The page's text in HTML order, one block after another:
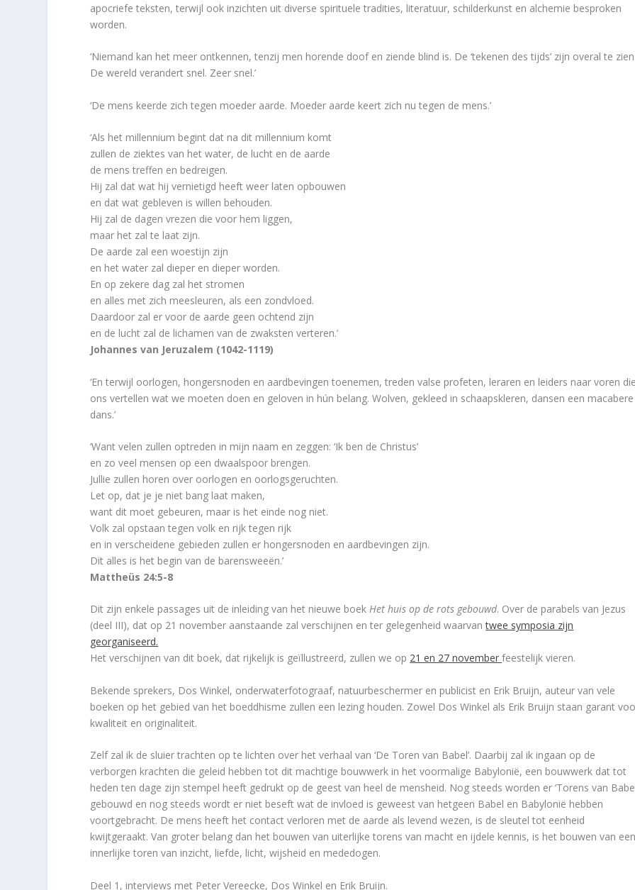
apocriefe teksten, terwijl ook inzichten uit diverse spirituele tradities, literatuur, schilderkunst en alchemie besproken
worden.
‘Niemand kan het meer ontkennen, tenzij men horende doof en ziende blind is. De ‘tekenen des tijds’ zijn overal te
De wereld verandert snel. Zeer snel.’
‘De mens keerde zich tegen moeder aarde. Moeder aarde keert zich nu tegen de mens.’
‘Als het millennium begint dat na dit millennium komt
zullen de ziektes van het water, de lucht en de aarde
de mens treffen en bedreigen.
Hij zal dat wat hij vernietigd heeft weer laten opbouwen
en dat wat gebleven is willen behouden.
Hij zal de dagen vrezen die voor hem liggen,
maar het zal te laat zijn.
De aarde zal een woestijn zijn
en het water zal dieper en dieper worden.
En op zekere dag zal het stromen
en alles met zich meesleuren, als een zondvloed.
Daardoor zal er voor de aarde geen ochtend zijn
en de lucht zal de lichamen van de zwaksten verteren.’
Johannes van Jeruzalem (1042-1119)
‘En terwijl oorlogen, hongersnoden en aardbevingen toenemen, treden valse profeten, leraren en leiders naar voren
ons vertellen wat we moeten doen en geloven in hún belang. Wolven, gekleed in schaapskleren, dansen een macabere
dans.’
‘Want velen zullen optreden in mijn naam en zeggen: ‘Ik ben de Christus’
en zo veel mensen op een dwaalspoor brengen.
Jullie zullen horen over oorlogen en oorlogsgeruchten.
Let op, dat je je niet bang laat maken,
want dit moet gebeuren, maar is het einde nog niet.
Volk zal opstaan tegen volk en rijk tegen rijk
en in verscheidene gebieden zullen er hongersnoden en aardbevingen zijn.
Dit alles is het begin van de barensweeën.’
Mattheüs 24:5-8
Dit zijn enkele passages uit de inleiding van het nieuwe boekHet huis op de rots gebouwd. Over de parabels van Jezus
(deel III), dat op 21 november aanstaande zal verschijnen en ter gelegenheid waarvantwee symposia zijn
georganiseerd.
Het verschijnen van dit boek, dat rijkelijk is geïllustreerd, zullen we op 21 en 27 novemberfeestelijk vieren.
Bekende sprekers, Dos Winkel, onderwaterfotograaf, natuurbeschermer en publicist en Erik Bruijn, auteur van vele
boeken op het gebied van het boeddhisme zullen een lezing houden. Zowel Dos Winkel als Erik Bruijn staan garant
kwaliteit en originaliteit.
Zelf zal ik de sluier trachten op te lichten over het verhaal van ‘De Toren van Babel’. Daarbij zal ik ingaan op de
verborgen krachten die geleid hebben tot dit machtige bouwwerk in het voormalige Babylonië, een bouwwerk dat tot
heden ten dage zijn stempel heeft gedrukt op de geest van heel de mensheid. Nog steeds worden er ‘Torens van
gebouwd en nog steeds wordt er niet beseft wat de invloed is geweest van hetgeen Babel en Babylonië hebben
voortgebracht. De mens heeft het contact verloren met de aarde als levend wezen, is de sleutel tot eenheid
kwijtgeraakt. Van groter belang dan het bouwen van uiterlijke torens van macht en ijdele kennis, is het bouwen van
innerlijke toren van inzicht, liefde, licht, wijsheid en mededogen.
Deel 1, interviews met Peter Vereecke, Dos Winkel en Erik Bruijn.